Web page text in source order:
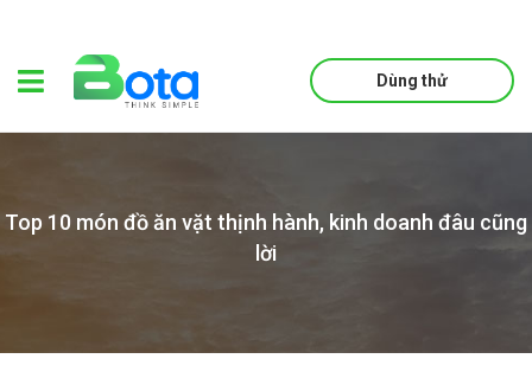
Dùng thử
Top 10 món đồ ăn vặt thịnh hành, kinh doanh đâu cũng
lời